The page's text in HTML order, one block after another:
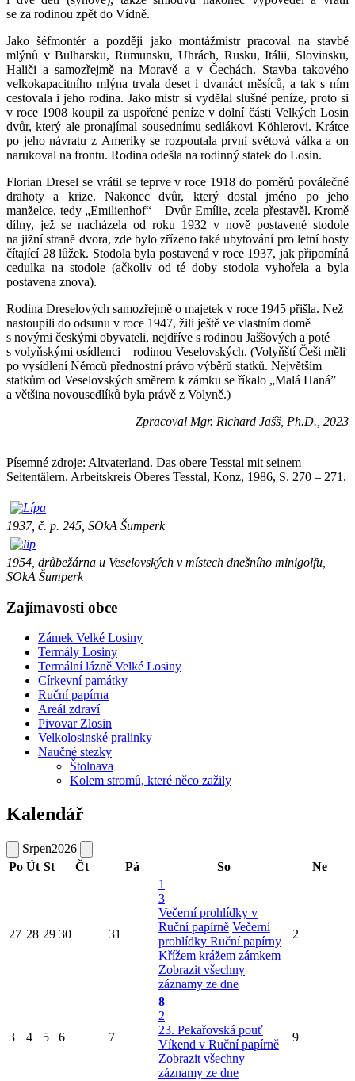
se za rodinou zpět do Vídně.
Jako šéfmontér a později jako montážmistr pracoval na stavbě
mlýnů v Bulharsku, Rumunsku, Uhrách, Rusku, Itálii, Slovinsku,
Haliči a samozřejmě na Moravě a v Čechách. Stavba takového
velkokapacitního mlýna trvala deset i dvanáct měsíců, a tak s ním
cestovala i jeho rodina. Jako mistr si vydělal slušné peníze, proto si
v roce 1908 koupil za uspořené peníze v dolní části Velkých Losin
dvůr, který ale pronajímal sousednímu sedlákovi Köhlerovi. Krátce
po jeho návratu z Ameriky se rozpoutala první světová válka a on
narukoval na frontu. Rodina odešla na rodinný statek do Losin.
Florian Dresel se vrátil se teprve v roce 1918 do poměrů poválečné
drahoty a krize. Nakonec dvůr, který dostal jméno po jeho
manželce, tedy „Emilienhof“ – Dvůr Emílie, zcela přestavěl. Kromě
dílny, jež se nacházela od roku 1932 v nově postavené stodole
na jižní straně dvora, zde bylo zřízeno také ubytování pro letní hosty
čítající 28 lůžek. Stodola byla postavená v roce 1937, jak připomíná
cedulka na stodole (ačkoliv od té doby stodola vyhořela a byla
postavena znova).
Rodina Dreselových samozřejmě o majetek v roce 1945 přišla. Než
nastoupili do odsunu v roce 1947, žili ještě ve vlastním domě
s novými českými obyvateli, nejdříve s rodinou Jaššových a poté
s volyňskými osídlenci – rodinou Veselovských. (Volyňští Češi měli
po vysídlení Němců přednostní právo výběrů statků. Největším
statkům od Veselovských směrem k zámku se říkalo „Malá Haná”
a většina novousedlíků byla právě z Volyně.)
Zpracoval Mgr. Richard Jašš, Ph.D., 2023
Písemné zdroje: Altvaterland. Das obere Tesstal mit seinem
Seitentälern. Arbeitskreis Oberes Tesstal, Konz, 1986, S. 270 – 271.
1937, č. p. 245, SOkA Šumperk
1954, drůbežárna u Veselovských v místech dnešního minigolfu,
SOkA Šumperk
Zajímavosti obce
Zámek Velké Losiny
Termály Losiny
Termální lázně Velké Losiny
Církevní památky
Ruční papírna
Areál zdraví
Pivovar Zlosin
Velkolosinské pralinky
Naučné stezky
Štolnava
Kolem stromů, které něco zažily
Kalendář
Srpen2026
Po Út St Čt Pá So Ne
27 28 29 30 31
1
3
Večerní prohlídky v
Ruční papírně Večerní
prohlídky Ruční papírny
Křížem krážem zámkem
Zobrazit všechny
záznamy ze dne
2
3 4 5 6 7
8
2
23. Pekařovská pouť
Víkend v Ruční papírně
Zobrazit všechny
záznamy ze dne
9